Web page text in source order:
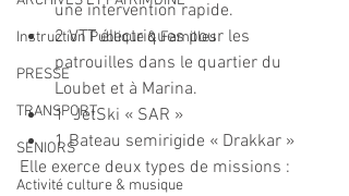
Instruction Publique & Familles
PRESSE
TRANSPORT
SENIORS
Activité culture & musique
une intervention rapide.
2 VTT électriques pour les
patrouilles dans le quartier du
Loubet et à Marina.
1  JetSki « SAR »
1 Bateau semirigide « Drakkar »
Elle exerce deux types de missions :